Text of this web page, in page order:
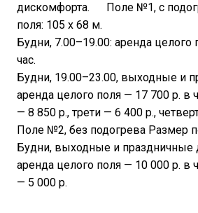
дискомфорта. Поле №1, с
поля: 105 x 68 м.
Будни, 7.00–19.00: аренда целого
час.
Будни, 19.00–23.00, выходные и
аренда целого поля — 17 700 р. в
— 8 850 р., трети — 6 400 р.,
Поле №2, без подогрева Размер
Будни, выходные и праздничные
аренда целого поля — 10 000 р. в
— 5 000 р.